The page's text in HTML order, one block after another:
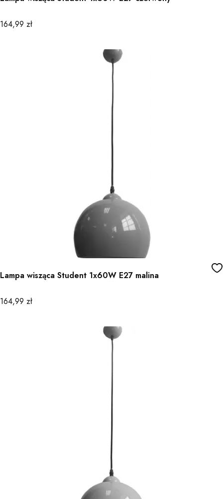
Cena
164,99 zł
Lampa wisząca Student 1x60W E27 malina
Cena
164,99 zł